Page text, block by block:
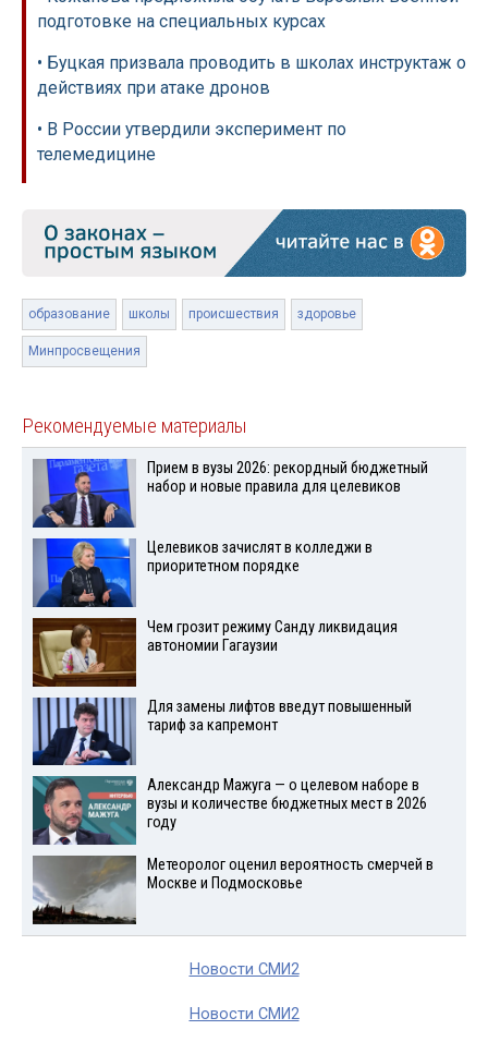
подготовке на специальных курсах
• Буцкая призвала проводить в школах инструктаж о
действиях при атаке дронов
• В России утвердили эксперимент по
телемедицине
образование школы происшествия здоровье
Минпросвещения
Рекомендуемые материалы
Прием в вузы 2026: рекордный бюджетный
набор и новые правила для целевиков
Целевиков зачислят в колледжи в
приоритетном порядке
Чем грозит режиму Санду ликвидация
автономии Гагаузии
Для замены лифтов введут повышенный
тариф за капремонт
Александр Мажуга — о целевом наборе в
вузы и количестве бюджетных мест в 2026
году
Метеоролог оценил вероятность смерчей в
Москве и Подмосковье
Новости СМИ2
Новости СМИ2